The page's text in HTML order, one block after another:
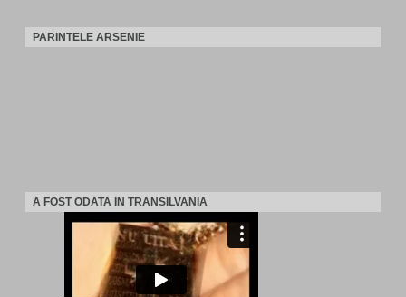
PARINTELE ARSENIE
A FOST ODATA IN TRANSILVANIA